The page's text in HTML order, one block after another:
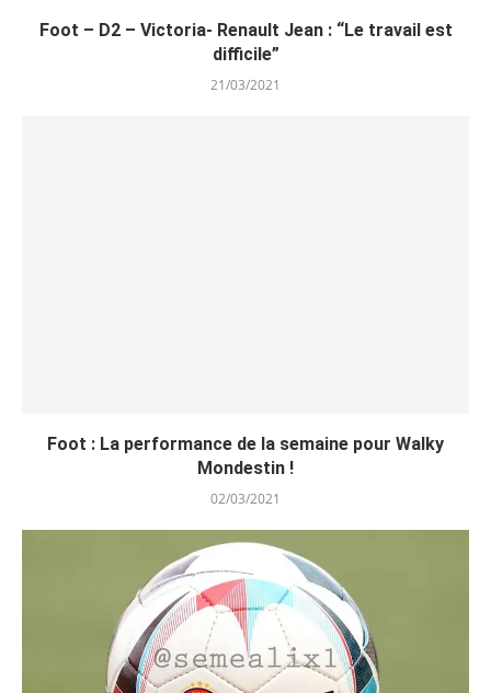
Foot – D2 – Victoria- Renault Jean : “Le travail est
difficile”
21/03/2021
Foot : La performance de la semaine pour Walky
Mondestin !
02/03/2021